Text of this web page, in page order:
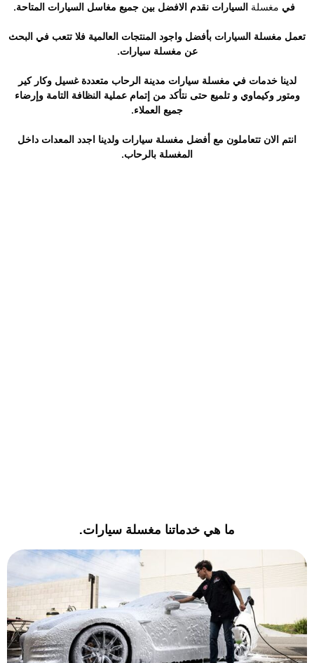
في مغسلة السيارات نقدم الافضل بين جميع مغاسل السيارات المتاحة.
تعمل مغسلة السيارات بأفضل واجود المنتجات العالمية فلا تتعب في البحث
عن مغسلة سيارات.
لدينا خدمات في مغسلة سيارات مدينة الرحاب متعددة غسيل وكار كير
ومتور وكيماوي و تلميع حتى نتأكد من إتمام عملية النظافة التامة وإرضاء
جميع العملاء.
انتم الان تتعاملون مع أفضل مغسلة سيارات ولدينا اجدد المعدات داخل
المغسلة بالرحاب.
ما هي خدماتنا مغسلة سيارات.